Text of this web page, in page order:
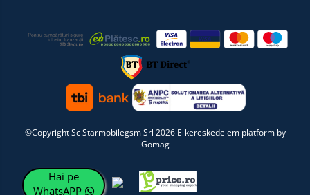
©Copyright Sc Starmobilegsm Srl 2026 E-kereskedelem platform by
Gomag
Hai pe
WhatsAPP